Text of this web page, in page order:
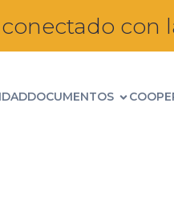
con
DOCUMENTOS